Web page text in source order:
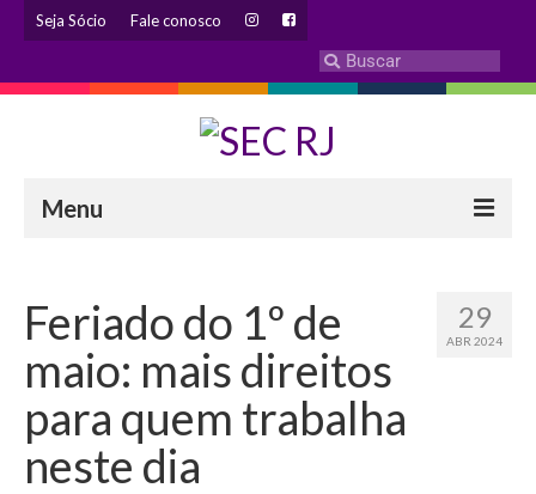
Seja Sócio Fale conosco
Menu
Eleição 2024 – Comissão Eleitoral
Histórico
Diretoria
Estatuto
29
ABR 2024
Feriado do 1º de
maio: mais direitos
para quem trabalha
neste dia